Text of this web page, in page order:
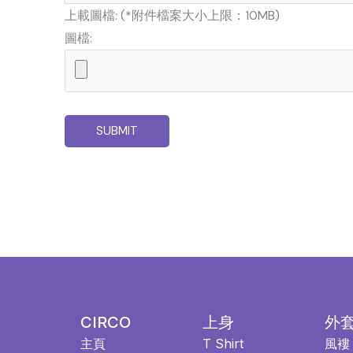
上載圖檔: (*附件檔案大小上限：10MB)
圖檔:
CIRCO
主頁
上身
T Shirt
外
風褸